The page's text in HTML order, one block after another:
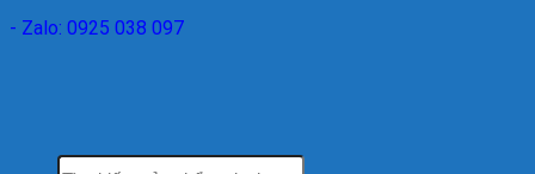
- Zalo: 0925 038 097
Tìm